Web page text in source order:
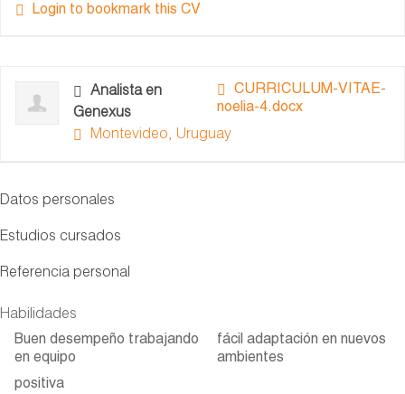
Login to bookmark this CV
CURRICULUM-VÍTAE-
noelia-4.docx
Analista en
Genexus
Montevideo, Uruguay
Datos personales
Estudios cursados
Referencia personal
Habilidades
Buen desempeño trabajando
en equipo
fácil adaptación en nuevos
ambientes
positiva